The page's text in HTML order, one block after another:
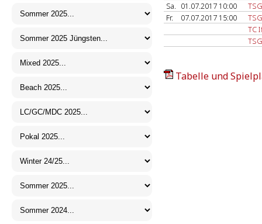
Sa. 01.07.2017 10:00
Fr.
07.07.2017 15:00
TC
Tabelle und